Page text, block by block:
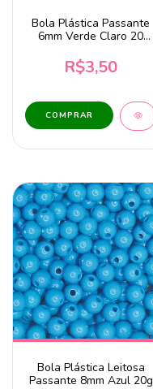
Bola Plástica Passante
6mm Verde Claro 20
R$3,50
Bola Plástica Leitosa
Passante 8mm Azul 20g